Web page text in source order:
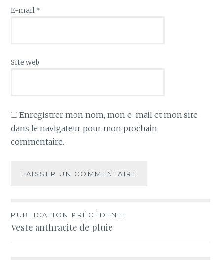
E-mail *
Site web
Enregistrer mon nom, mon e-mail et mon site
dans le navigateur pour mon prochain
commentaire.
Navigation
de
PUBLICATION PRÉCÉDENTE
Veste anthracite de pluie